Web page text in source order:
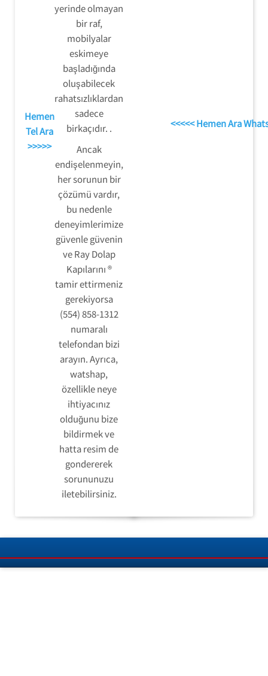
Hemen
Tel Ara
>>>>>
yerinde olmayan
bir raf,
mobilyalar
eskimeye
başladığında
oluşabilecek
rahatsızlıklardan
sadece
birkaçıdır. .
Ancak
endişelenmeyin,
her sorunun bir
çözümü vardır,
bu nedenle
deneyimlerimize
güvenle güvenin
ve Ray Dolap
Kapılarını ®
tamir ettirmeniz
gerekiyorsa
(554) 858-1312
numaralı
telefondan bizi
arayın. Ayrıca,
watshap,
özellikle neye
ihtiyacınız
olduğunu bize
bildirmek ve
hatta resim de
gondererek
sorununuzu
iletebilirsiniz.
<<<<< Hemen Ara